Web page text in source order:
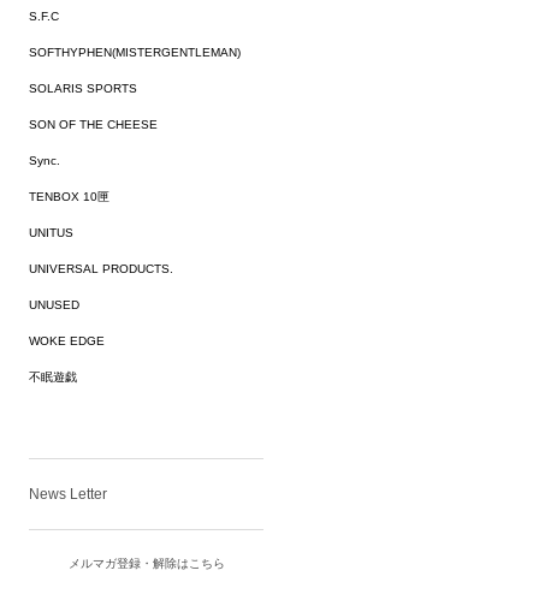
S.F.C
SOFTHYPHEN(MISTERGENTLEMAN)
SOLARIS SPORTS
SON OF THE CHEESE
Sync.
TENBOX 10匣
UNITUS
UNIVERSAL PRODUCTS.
UNUSED
WOKE EDGE
不眠遊戯
News Letter
メルマガ登録・解除はこちら